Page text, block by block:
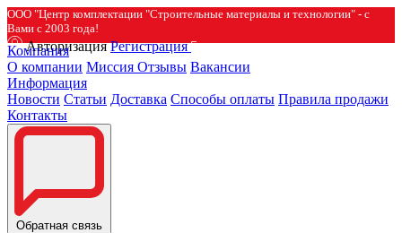
ООО "Центр комплектации "Строительные материалы и технологии" - с
Вами с 2003 года!
Авторизация Регистрация
Компания
О компании Миссия Отзывы Вакансии
Информация
Новости Статьи Доставка Способы оплаты Правила продажи
Контакты
Обратная связь